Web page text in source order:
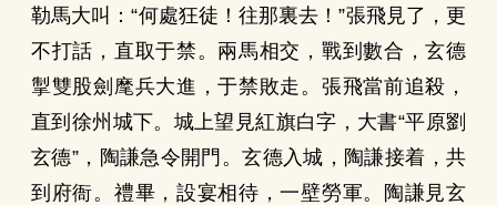
勒馬大叫：“何處狂徒！往那裏去！”張飛見了，更
不打話，直取于禁。兩馬相交，戰到數合，玄德
掣雙股劍麾兵大進，于禁敗走。張飛當前追殺，
直到徐州城下。城上望見紅旗白字，大書“平原劉
玄德”，陶謙急令開門。玄德入城，陶謙接着，共
到府衙。禮畢，設宴相待，一壁勞軍。陶謙見玄